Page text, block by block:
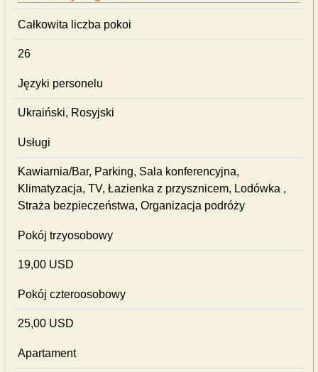
Całkowita liczba pokoi
26
Języki personelu
Ukraiński, Rosyjski
Usługi
Kawiarnia/Bar, Parking, Sala konferencyjna,
Klimatyzacja, TV, Łazienka z przysznicem, Lodówka ,
Straża bezpieczeństwa, Organizacja podróży
Pokój trzyosobowy
19,00 USD
Pokój czteroosobowy
25,00 USD
Apartament